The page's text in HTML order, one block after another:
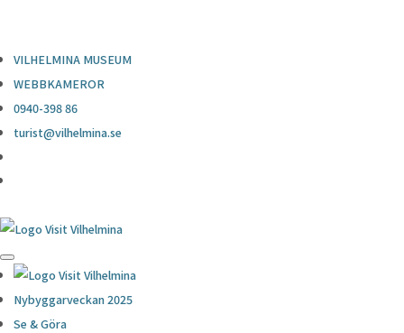
VILHELMINA MUSEUM
WEBBKAMEROR
0940-398 86
turist@vilhelmina.se
Nybyggarveckan 2025
Se & Göra